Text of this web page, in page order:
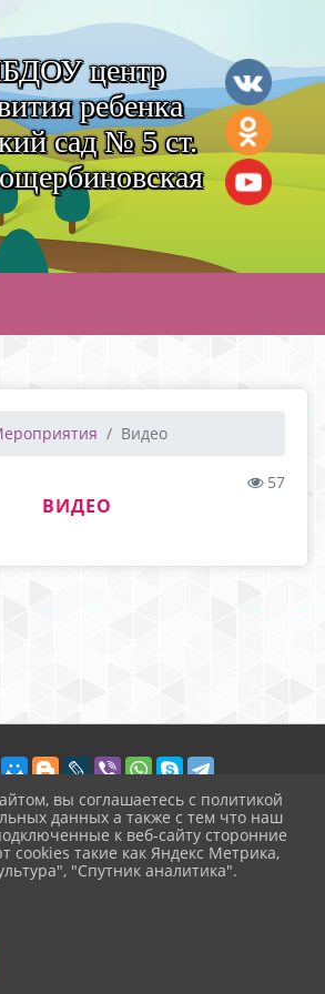
центр
ребенка
сад № 5 ст.
Видео
57
ВИДЕО
moshr.ru
персональных данных
вы соглашаетесь с политикой
данных а также с тем что наш
к веб-сайту сторонние
cookies такие как Яндекс Метрика,
"Спутник аналитика".